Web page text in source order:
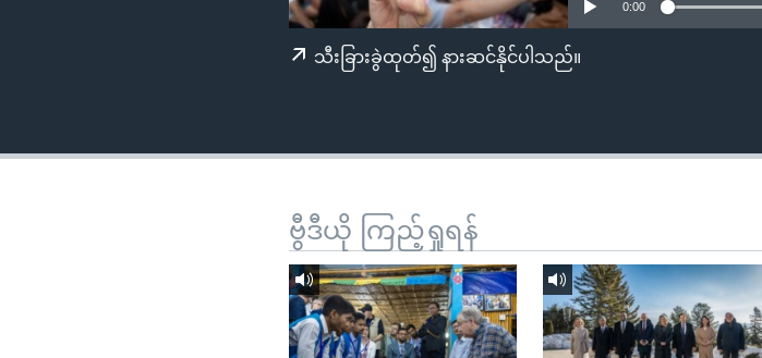
ကျော်
0:00
သီးခြားခွဲထုတ်၍ နားဆင်နိုင်ပါသည်။
ဗွီဒီယို ကြည့်ရှုရန်